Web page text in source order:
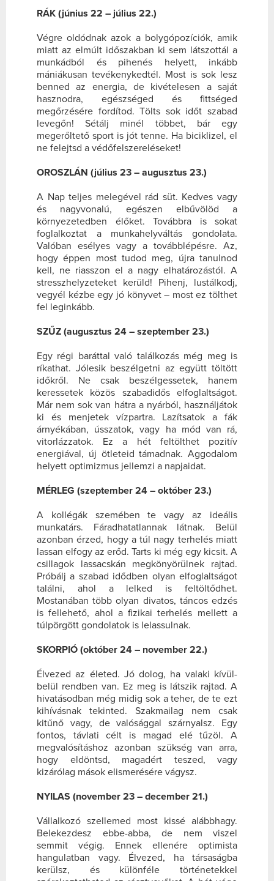
RÁK (június 22 – július 22.)
Végre oldódnak azok a bolygópozíciók, amik
miatt az elmúlt időszakban ki sem látszottál a
munkádból és pihenés helyett, inkább
mániákusan tevékenykedtél. Most is sok lesz
benned az energia, de kivételesen a saját
hasznodra, egészséged és fittséged
megőrzésére fordítod. Tölts sok időt szabad
levegőn! Sétálj minél többet, bár egy
megerőltető sport is jót tenne. Ha biciklizel, el
ne felejtsd a védőfelszereléseket!
OROSZLÁN (július 23 – augusztus 23.)
A Nap teljes melegével rád süt. Kedves vagy
és nagyvonalú, egészen elbűvölöd a
környezetedben élőket. Továbbra is sokat
foglalkoztat a munkahelyváltás gondolata.
Valóban esélyes vagy a továbblépésre. Az,
hogy éppen most tudod meg, újra tanulnod
kell, ne riasszon el a nagy elhatározástól. A
stresszhelyzeteket kerüld! Pihenj, lustálkodj,
vegyél kézbe egy jó könyvet – most ez tölthet
fel leginkább.
SZŰZ (augusztus 24 – szeptember 23.)
Egy régi baráttal való találkozás még meg is
ríkathat. Jólesik beszélgetni az együtt töltött
időkről. Ne csak beszélgessetek, hanem
keressetek közös szabadidős elfoglaltságot.
Már nem sok van hátra a nyárból, használjátok
ki és menjetek vízpartra. Lazítsatok a fák
árnyékában, ússzatok, vagy ha mód van rá,
vitorlázzatok. Ez a hét feltölthet pozitív
energiával, új ötleteid támadnak. Aggodalom
helyett optimizmus jellemzi a napjaidat.
MÉRLEG (szeptember 24 – október 23.)
A kollégák szemében te vagy az ideális
munkatárs. Fáradhatatlannak látnak. Belül
azonban érzed, hogy a túl nagy terhelés miatt
lassan elfogy az erőd. Tarts ki még egy kicsit. A
csillagok lassacskán megkönyörülnek rajtad.
Próbálj a szabad idődben olyan elfoglaltságot
találni, ahol a lelked is feltöltődhet.
Mostanában több olyan divatos, táncos edzés
is fellehető, ahol a fizikai terhelés mellett a
túlpörgött gondolatok is lelassulnak.
SKORPIÓ (október 24 – november 22.)
Élvezed az életed. Jó dolog, ha valaki kívül-
belül rendben van. Ez meg is látszik rajtad. A
hivatásodban még midig sok a teher, de te ezt
kihívásnak tekinted. Szakmailag nem csak
kitűnő vagy, de valósággal szárnyalsz. Egy
fontos, távlati célt is magad elé tűzöl. A
megvalósításhoz azonban szükség van arra,
hogy eldöntsd, magadért teszed, vagy
kizárólag mások elismerésére vágysz.
NYILAS (november 23 – december 21.)
Vállalkozó szellemed most kissé alábbhagy.
Belekezdesz ebbe-abba, de nem viszel
semmit végig. Ennek ellenére optimista
hangulatban vagy. Élvezed, ha társaságba
kerülsz, és különféle történetekkel